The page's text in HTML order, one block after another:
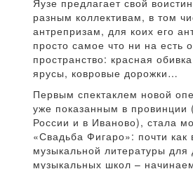
разным коллективам, в том
антрепризам, для коих его
просто самое что ни на есть
пространство: красная
ярусы, ковровые дорожки…
Первым спектаклем новой
уже показанным в провинции
России и в Иваново), стала
«Свадьба Фигаро»: почти как
музыкальной литературы для
музыкальных школ –